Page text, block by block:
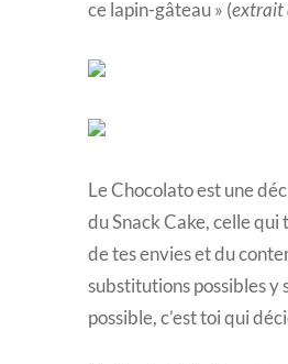
ce lapin-gâteau » (extrait
Le Chocolato est une
du Snack Cake, celle
de tes envies et du
substitutions possibles y
possible, c’est toi qui